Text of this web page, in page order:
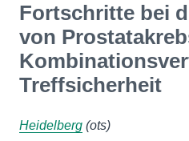
Fortschritte bei
von
Treffsicherheit
Heidelberg (ots)